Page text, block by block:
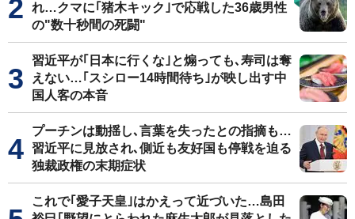
れ…クマに｢猪木キック｣で応戦した36歳男性
の"数十秒間の死闘"
習近平が｢日本に行くな｣と煽っても､寿司は奪
えない…｢スシロー14時間待ち｣が映し出す中
国人客の本音
プーチンは動揺し､言葉を失ったとの指摘も…
習近平に見放され､側近も友好国も停戦を迫る
独裁政権の末期症状
これで｢愛子天皇｣はかえって近づいた…島田